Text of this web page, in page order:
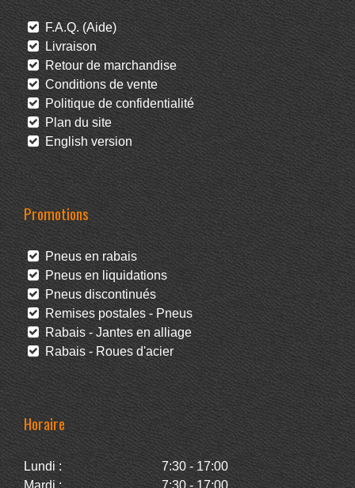
F.A.Q. (Aide)
Livraison
Retour de marchandise
Conditions de vente
Politique de confidentialité
Plan du site
English version
Promotions
Pneus en rabais
Pneus en liquidations
Pneus discontinués
Remises postales - Pneus
Rabais - Jantes en alliage
Rabais - Roues d'acier
Horaire
Lundi :
7:30 - 17:00
Mardi :
7:30 - 17:00